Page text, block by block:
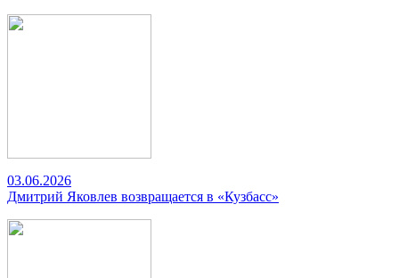
03.06.2026
Дмитрий Яковлев возвращается в «Кузбасс»